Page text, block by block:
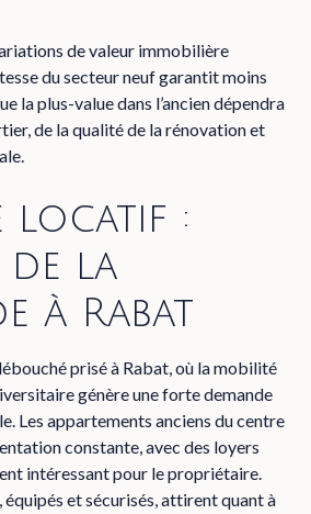
de valeur immobilière
du secteur neuf garantit moins
la plus-value dans l’ancien dépendra
de la qualité de la rénovation et
locatif :
de la
à Rabat
prisé à Rabat, où la mobilité
génère une forte demande
Les appartements anciens du centre
constante, avec des loyers
intéressant pour le propriétaire.
équipés et sécurisés, attirent quant à